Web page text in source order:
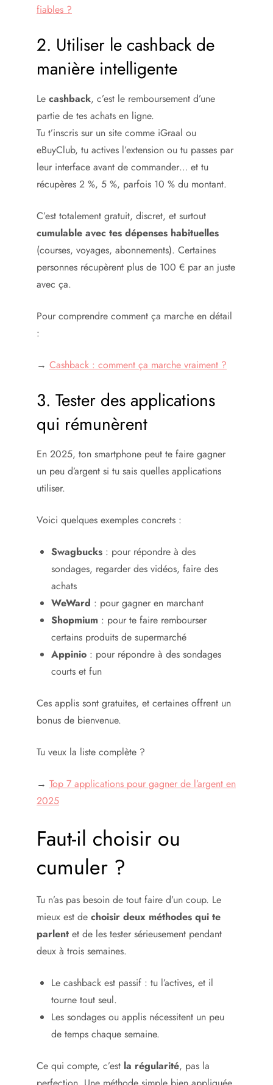
fiables ?
2. Utiliser le cashback de
manière intelligente
Le cashback, c’est le remboursement d’une
partie de tes achats en ligne.
Tu t’inscris sur un site comme iGraal ou
eBuyClub, tu actives l’extension ou tu passes par
leur interface avant de commander… et tu
récupères 2 %, 5 %, parfois 10 % du montant.
C’est totalement gratuit, discret, et surtout
cumulable avec tes dépenses habituelles
(courses, voyages, abonnements). Certaines
personnes récupèrent plus de 100 € par an juste
avec ça.
Pour comprendre comment ça marche en détail
:
→ Cashback : comment ça marche vraiment ?
3. Tester des applications
qui rémunèrent
En 2025, ton smartphone peut te faire gagner
un peu d’argent si tu sais quelles applications
utiliser.
Voici quelques exemples concrets :
Swagbucks : pour répondre à des
sondages, regarder des vidéos, faire des
achats
WeWard : pour gagner en marchant
Shopmium : pour te faire rembourser
certains produits de supermarché
Appinio : pour répondre à des sondages
courts et fun
Ces applis sont gratuites, et certaines offrent un
bonus de bienvenue.
Tu veux la liste complète ?
→ Top 7 applications pour gagner de l’argent en
2025
Faut-il choisir ou
cumuler ?
Tu n’as pas besoin de tout faire d’un coup. Le
mieux est de choisir deux méthodes qui te
parlent et de les tester sérieusement pendant
deux à trois semaines.
Le cashback est passif : tu l’actives, et il
tourne tout seul.
Les sondages ou applis nécessitent un peu
de temps chaque semaine.
Ce qui compte, c’est la régularité, pas la